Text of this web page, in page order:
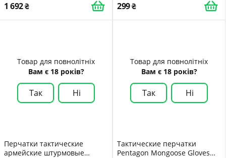
1 692 299
Товар для повнолітніх
Вам є 18 років?
Так Ні
Перчатки тактические
армейские штурмовые
Товар для повнолітніх
Вам є 18 років?
Так Ні
Тактические перчатки
Pentagon Mongoose Gloves